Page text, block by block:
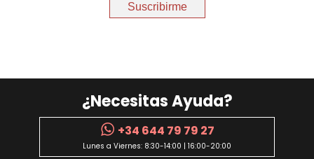
Suscribirme
¿Necesitas Ayuda?
+34 644 79 79 27
Lunes a Viernes: 8:30-14:00 | 16:00-20:00